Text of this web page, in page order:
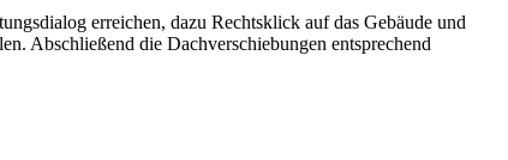
erreichen, dazu Rechtsklick auf das Gebäude und
Abschließend die Dachverschiebungen entsprechend